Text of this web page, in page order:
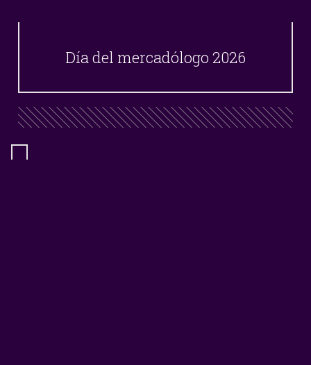
Día del mercadólogo 2026